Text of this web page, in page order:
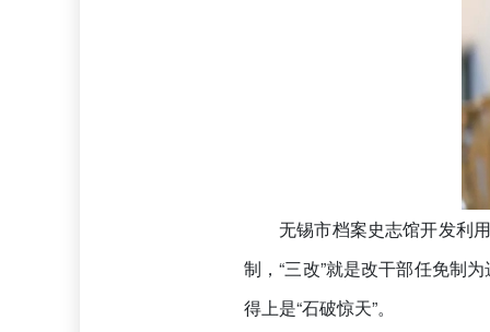
无锡市档案史志馆开发利
制，“三改”就是改干部任免制
得上是“石破惊天”。